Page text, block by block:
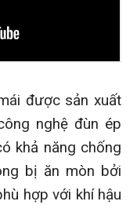
được sản xuất
nghệ đùn ép
khả năng chống
bị ăn mòn bởi
hợp với khí hậu